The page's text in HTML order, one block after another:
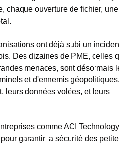
chaque ouverture de fichier, une
ont déjà subi un
Des dizaines de PME, celles
menaces, sont désormais
et d'ennemis géopolitiques.
leurs données volées, et leurs
comme ACI
garantir la sécurité des